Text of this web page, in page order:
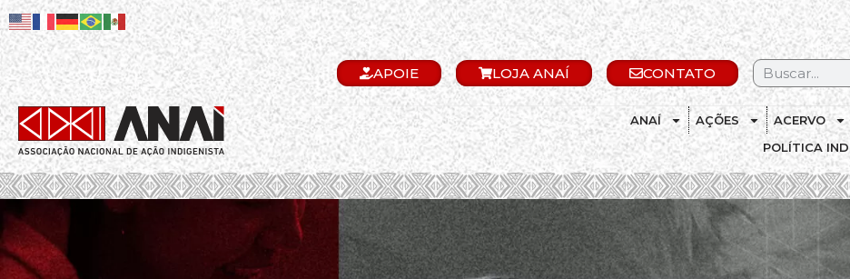
APOIE LOJA ANAÍ CONTATO
ANAÍ AÇÕES ACERVO
POLÍTICA
.